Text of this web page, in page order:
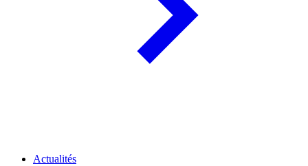
Actualités